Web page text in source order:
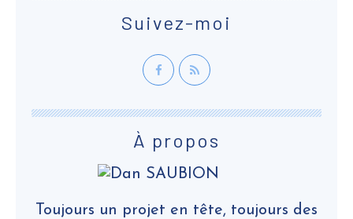
Suivez-moi
À propos
Toujours un projet en tête, toujours des